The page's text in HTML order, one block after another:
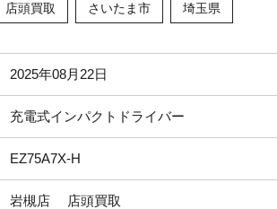
店頭買取 さいたま市 埼玉県
2025年08月22日
充電式インパクトドライバー
EZ75A7X-H
岩槻店 店頭買取